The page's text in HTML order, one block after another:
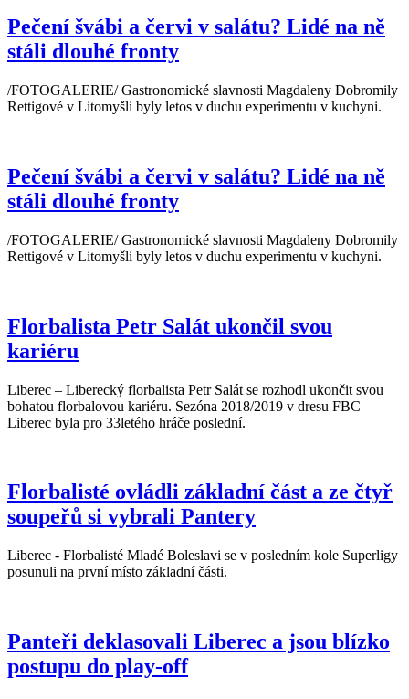
Pečení švábi a červi v salátu? Lidé na ně
stáli dlouhé fronty
/FOTOGALERIE/ Gastronomické slavnosti Magdaleny Dobromily
Rettigové v Litomyšli byly letos v duchu experimentu v kuchyni.
Pečení švábi a červi v salátu? Lidé na ně
stáli dlouhé fronty
/FOTOGALERIE/ Gastronomické slavnosti Magdaleny Dobromily
Rettigové v Litomyšli byly letos v duchu experimentu v kuchyni.
Florbalista Petr Salát ukončil svou
kariéru
Liberec – Liberecký florbalista Petr Salát se rozhodl ukončit svou
bohatou florbalovou kariéru. Sezóna 2018/2019 v dresu FBC
Liberec byla pro 33letého hráče poslední.
Florbalisté ovládli základní část a ze čtyř
soupeřů si vybrali Pantery
Liberec - Florbalisté Mladé Boleslavi se v posledním kole Superligy
posunuli na první místo základní části.
Panteři deklasovali Liberec a jsou blízko
postupu do play-off